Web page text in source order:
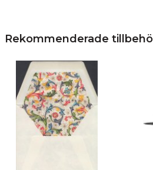
Rekommenderade